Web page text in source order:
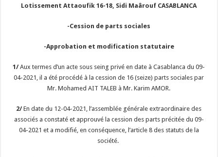
Lotissement Attaoufik 16-18, Sidi Maârouf CASABLANCA
-Cession de parts sociales
-Approbation et modification statutaire
1/Aux termes d’un acte sous seing privé en date à Casablanca du 09-
04-2021, il a été procédé à la cession de 16 (seize) parts sociales par
Mr. Mohamed AIT TALEB à Mr. Karim AMOR.
2/En date du 12-04-2021, l’assemblée générale extraordinaire des
associés a constaté et approuvé la cession des parts précitée du 09-
04-2021 et a modifié, en conséquence, l’article 8 des statuts de la
société.